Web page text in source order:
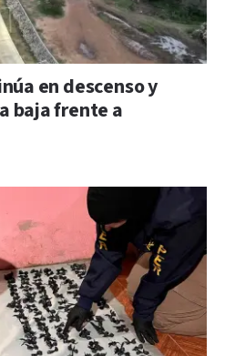
en descenso y
baja frente a